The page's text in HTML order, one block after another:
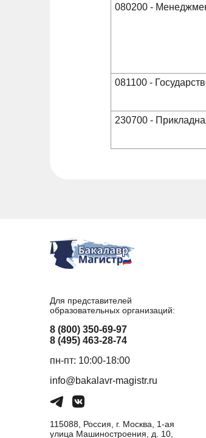
080200 -
081100 -
230700 -
Для представителей
образовательных организаций:
8 (800) 350-69-97
8 (495) 463-28-74
пн-пт: 10:00-18:00
info@bakalavr-magistr.ru
115088, Россия, г. Москва, 1-ая
улица Машиностроения, д. 10,